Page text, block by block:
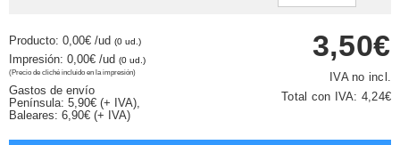
Producto: 0,00€ /ud (0 ud.)
Impresión: 0,00€ /ud (0 ud.)
(Precio de cliché incluido en la impresión)
Gastos de envío
Península: 5,90€ (+ IVA),
Baleares: 6,90€ (+ IVA)
3,50€
IVA no incl.
Total con IVA: 4,24€